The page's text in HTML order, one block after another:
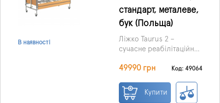
В наявності
стандарт, металеве,
бук (Польща)
Ліжко Taurus 2 –
сучасне реабілітаційне
максимальний комфорт
і зручність для
доглядальників.
49990 грн Код: 49064
Купити